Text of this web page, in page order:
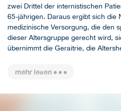
zwei Drittel der internistischen
65-jährigen. Daraus ergibt sich die
medizinische Versorgung, die den
dieser Altersgruppe gerecht wird,
übernimmt die Geraitrie, die
mehr lesen